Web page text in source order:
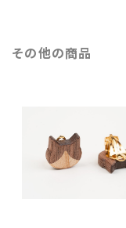
その他の商品